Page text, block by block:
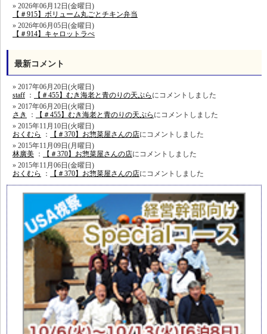
2026年06月12日(金曜日)
【＃915】ボリューム丸ごとチキン弁当
2026年06月05日(金曜日)
【＃914】キャロットラぺ
最新コメント
2017年06月20日(火曜日)
staff ： 【＃455】むき海老と青のりの天ぷら にコメントしました
2017年06月20日(火曜日)
さき
： 【＃455】むき海老と青のりの天ぷら にコメントしました
2015年11月10日(火曜日)
おくむら
： 【＃370】お惣菜屋さんの店にコメントしました
2015年11月09日(月曜日)
林廣美 ： 【＃370】お惣菜屋さんの店にコメントしました
2015年11月06日(金曜日)
おくむら
： 【＃370】お惣菜屋さんの店にコメントしました